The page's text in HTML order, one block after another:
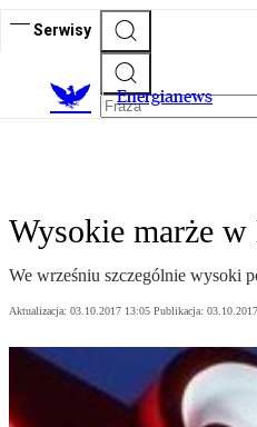
Serwisy
Energianews
Wysokie marże
We wrześniu szczególnie wysoki
Aktualizacja: 03.10.2017 13:05 Publikacja: